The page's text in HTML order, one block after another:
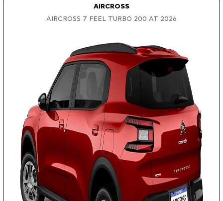
AIRCROSS
AIRCROSS 7 FEEL TURBO 200 AT 2026